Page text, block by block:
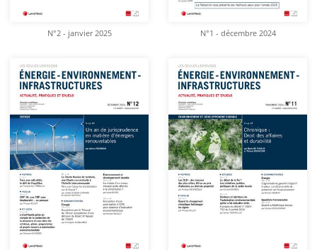
N°2 - janvier 2025 N°1 - décembre 2024